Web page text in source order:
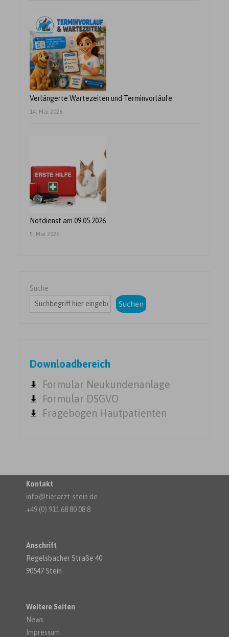
Verlängerte Wartezeiten und Terminvorläufe
14. Mai 2026
Notdienst am 09.05.2026
5. Mai 2026
Suche
Suchen
Downloadbereich
Formular Neukundenanlage
Formular DSGVO
Fragebogen Hautpatienten
Kontakt
info@tierarzt-stein.de
+49 (0) 911 68 80 08 8
Anschrift
Regelsbacher Straße 40
90547 Stein
Weitere Seiten
News
Impressum